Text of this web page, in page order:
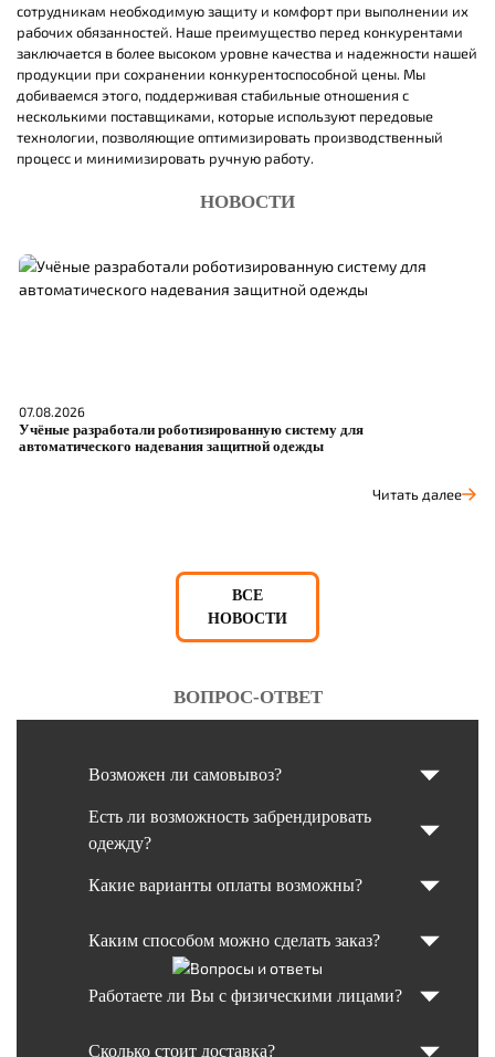
сотрудникам необходимую защиту и комфорт при выполнении их
рабочих обязанностей. Наше преимущество перед конкурентами
заключается в более высоком уровне качества и надежности нашей
продукции при сохранении конкурентоспособной цены. Мы
добиваемся этого, поддерживая стабильные отношения с
несколькими поставщиками, которые используют передовые
технологии, позволяющие оптимизировать производственный
процесс и минимизировать ручную работу.
НОВОСТИ
07.08.2026
Учёные разработали роботизированную систему для
автоматического надевания защитной одежды
Читать далее
ВСЕ
НОВОСТИ
ВОПРОС-ОТВЕТ
Возможен ли самовывоз?
Есть ли возможность забрендировать
одежду?
Какие варианты оплаты возможны?
Каким способом можно сделать заказ?
Работаете ли Вы с физическими лицами?
Сколько стоит доставка?